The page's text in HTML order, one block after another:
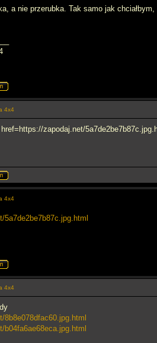
a nie przerubka. Tak samo jak
4x4
zapodaj.net/
4x4
5a7de2be7b87c.jpg.html
4x4
8b8e078dfac60.jpg.html
b04fa6ae68eca.jpg.html